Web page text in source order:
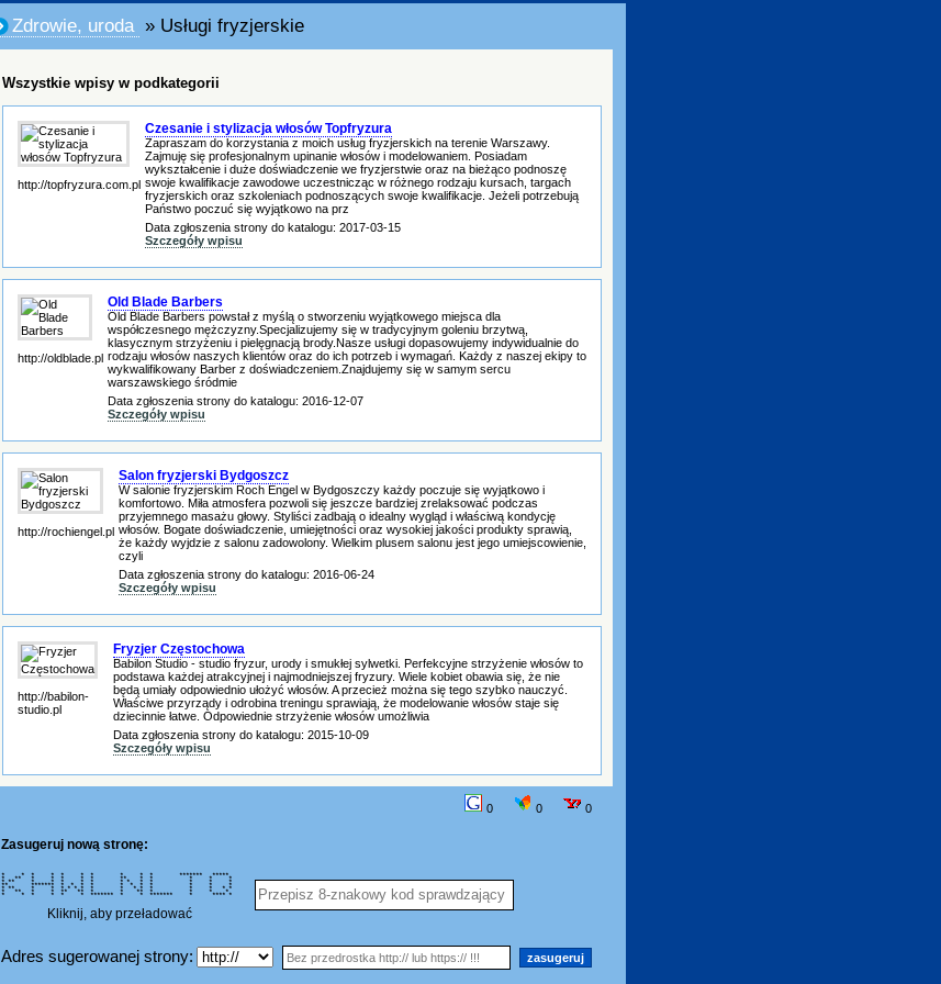
Zdrowie, uroda » Usługi fryzjerskie
Wszystkie wpisy w podkategorii
http://topfryzura.com.pl
Czesanie i stylizacja włosów Topfryzura
Zapraszam do korzystania z moich usług fryzjerskich na terenie Warszawy.
Zajmuję się profesjonalnym upinanie włosów i modelowaniem. Posiadam
wykształcenie i duże doświadczenie we fryzjerstwie oraz na bieżąco podnoszę
swoje kwalifikacje zawodowe uczestnicząc w różnego rodzaju kursach, targach
fryzjerskich oraz szkoleniach podnoszących swoje kwalifikacje. Jeżeli potrzebują
Państwo poczuć się wyjątkowo na prz
Data zgłoszenia strony do katalogu: 2017-03-15
Szczegóły wpisu
http://oldblade.pl
Old Blade Barbers
Old Blade Barbers powstał z myślą o stworzeniu wyjątkowego miejsca dla
współczesnego mężczyzny.Specjalizujemy się w tradycyjnym goleniu brzytwą,
klasycznym strzyżeniu i pielęgnacją brody.Nasze usługi dopasowujemy indywidualnie do
rodzaju włosów naszych klientów oraz do ich potrzeb i wymagań. Każdy z naszej ekipy to
wykwalifikowany Barber z doświadczeniem.Znajdujemy się w samym sercu
warszawskiego śródmie
Data zgłoszenia strony do katalogu: 2016-12-07
Szczegóły wpisu
http://rochiengel.pl
Salon fryzjerski Bydgoszcz
W salonie fryzjerskim Roch Engel w Bydgoszczy każdy poczuje się wyjątkowo i
komfortowo. Miła atmosfera pozwoli się jeszcze bardziej zrelaksować podczas
przyjemnego masażu głowy. Styliści zadbają o idealny wygląd i właściwą kondycję
włosów. Bogate doświadczenie, umiejętności oraz wysokiej jakości produkty sprawią,
że każdy wyjdzie z salonu zadowolony. Wielkim plusem salonu jest jego umiejscowienie,
czyli
Data zgłoszenia strony do katalogu: 2016-06-24
Szczegóły wpisu
http://babilon-
studio.pl
Fryzjer Częstochowa
Babilon Studio - studio fryzur, urody i smukłej sylwetki. Perfekcyjne strzyżenie włosów to
podstawa każdej atrakcyjnej i najmodniejszej fryzury. Wiele kobiet obawia się, że nie
będą umiały odpowiednio ułożyć włosów. A przecież można się tego szybko nauczyć.
Właściwe przyrządy i odrobina treningu sprawiają, że modelowanie włosów staje się
dziecinnie łatwe. Odpowiednie strzyżenie włosów umożliwia
Data zgłoszenia strony do katalogu: 2015-10-09
Szczegóły wpisu
0 0 0
Zasugeruj nową stronę:
* * * * * * * * * * ******* *****
* ** * * * * * ** * * * * *
* ** * * * * * * * * * * * *
** ******* * * * * * * * * * * *
* ** * * * * * * * * * * * * * * *
* ** * * ** ** * * ** * * * *
* * * * * * ******* * * ******* * **** *
Kliknij, aby przeładować
Adres sugerowanej strony: